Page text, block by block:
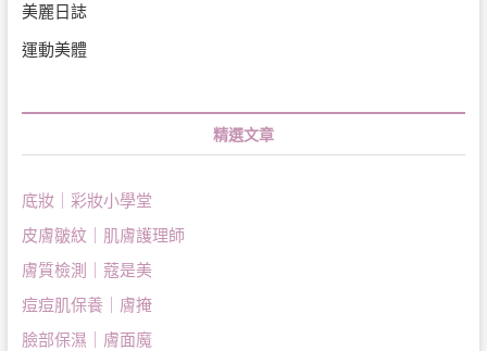
美麗日誌
運動美體
精選文章
底妝｜彩妝小學堂
皮膚皺紋｜肌膚護理師
膚質檢測｜蔻是美
痘痘肌保養｜膚掩
臉部保濕｜膚面魔